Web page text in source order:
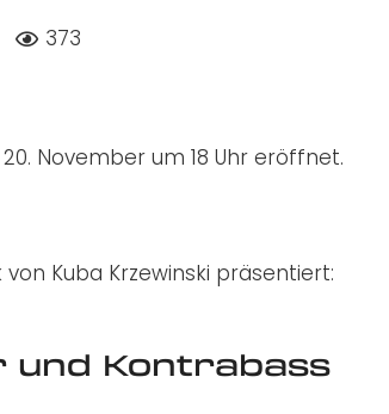
373
November um 18 Uhr eröffnet.
Kuba Krzewinski präsentiert:
und Kontrabass